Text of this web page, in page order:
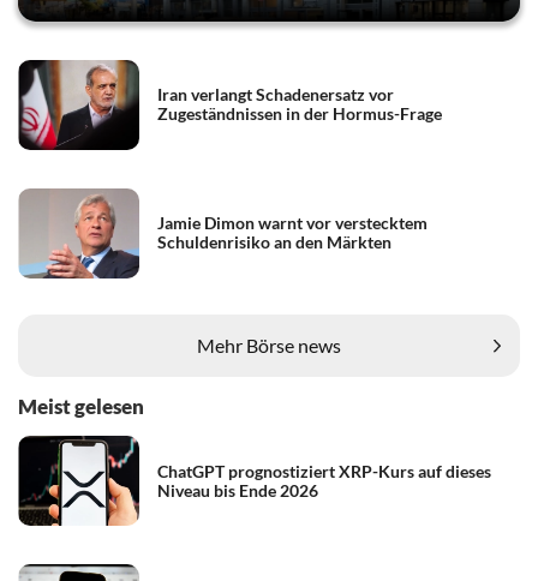
Iran verlangt Schadenersatz vor
Zugeständnissen in der Hormus-Frage
Jamie Dimon warnt vor verstecktem
Schuldenrisiko an den Märkten
Mehr Börse news
Meist gelesen
ChatGPT prognostiziert XRP-Kurs auf dieses
Niveau bis Ende 2026